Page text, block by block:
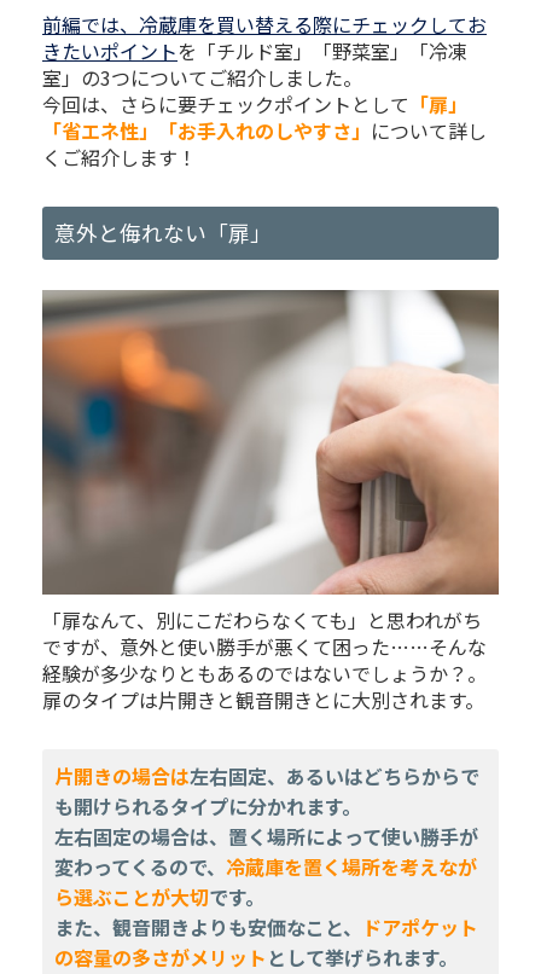
前編では、冷蔵庫を買い替える際にチェックしてお
きたいポイントを「チルド室」「野菜室」「冷凍
室」の3つについてご紹介しました。
今回は、さらに要チェックポイントとして 「扉」
「省エネ性」「お手入れのしやすさ」 について詳し
くご紹介します！
意外と侮れない「扉」
「扉なんて、別にこだわらなくても」と思われがち
ですが、意外と使い勝手が悪くて困った……そんな
経験が多少なりともあるのではないでしょうか？。
扉のタイプは片開きと観音開きとに大別されます。
片開きの場合は左右固定、あるいはどちらからで
も開けられるタイプに分かれます。
左右固定の場合は、置く場所によって使い勝手が
変わってくるので、 冷蔵庫を置く場所を考えなが
ら選ぶことが大切です。
また、観音開きよりも安価なこと、 ドアポケット
の容量の多さがメリット として挙げられます。